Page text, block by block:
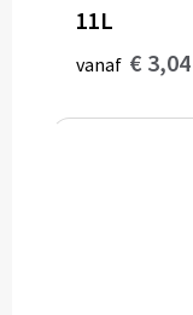
11L
vanaf € 3,04